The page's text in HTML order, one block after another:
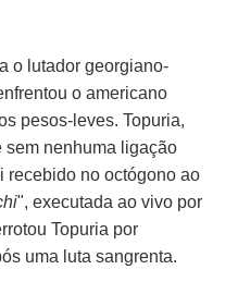
o lutador georgiano-
o americano
pesos-leves. Topuria,
nenhuma ligação
recebido no octógono ao
", executada ao vivo por
Topuria por
uma luta sangrenta.